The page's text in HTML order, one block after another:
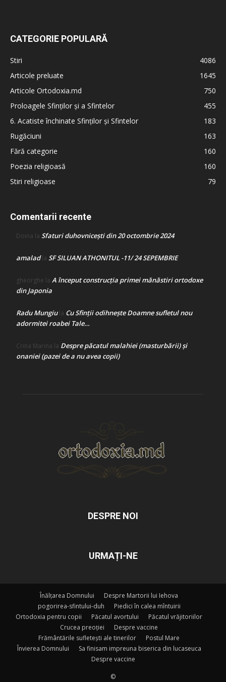
CATEGORIE POPULARĂ
Stiri
4086
Articole preluate
1645
Articole Ortodoxia.md
750
Proloagele Sfinților și a Sfintelor
455
6. Acatiste închinate Sfinților și Sfintelor
183
Rugăciuni
163
Fără categorie
160
Poezia religioasă
160
Stiri religioase
79
Comentarii recente
Doina la Sfaturi duhovnicești din 20 octombrie 2024
amaladla SF SILUAN ATHONITUL -11/ 24 SEPEMBRIE
gheorghe la A început construcţia primei mănăstiri ortodoxe
din Japonia
Radu Mungiula Cu Sfinții odihnește Doamne sufletul nou
adormitei roabei Tale…
Crina Marina la Despre păcatul malahiei (masturbării) şi
onaniei (pazei de a nu avea copii)
DESPRE NOI
URMAȚI-NE
Înălțarea Domnului
Despre Martorii lui Iehova
pogorirea-sfintului-duh
Piedici în calea mîntuirii
Ortodoxia pentru copii
Păcatul avortului
Păcatul vrăjitoriilor
Crucea preoției
Despre vaccine
Frământările sufletești ale tinerilor
Postul Mare
Învierea Domnului
Sa finisam impreuna biserica din lucaseuca
Despre vaccine
©